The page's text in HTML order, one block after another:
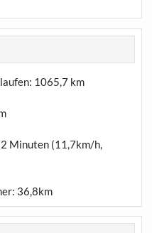
1065,7 km
Minuten (11,7km/h,
36,8km